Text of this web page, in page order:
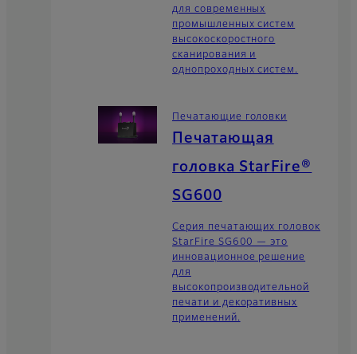
для современных
промышленных систем
высокоскоростного
сканирования и
однопроходных систем.
Печатающие головки
Печатающая
головка StarFire®
SG600
Серия печатающих головок
StarFire SG600 — это
инновационное решение
для
высокопроизводительной
печати и декоративных
применений.